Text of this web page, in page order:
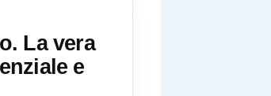
La vera
e